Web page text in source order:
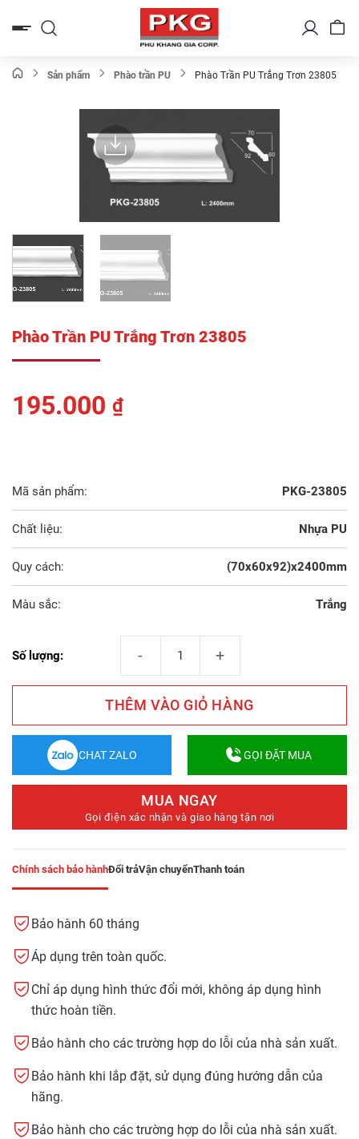
qua
Sản phẩm Phào trần PU Phào Trần PU Trắng Trơn 23805
Phào Trần PU Trắng Trơn 23805
195.000 ₫
Mã sản phẩm: PKG-23805
Chất liệu: Nhựa PU
Quy cách: (70x60x92)x2400mm
Màu sắc: Trắng
Số lượng:
THÊM VÀO GIỎ HÀNG
CHAT ZALO GỌI ĐẶT MUA
MUA NGAY
Gọi điện xác nhận và giao hàng tận nơi
Chính sách bảo hànhĐổi trảVận chuyểnThanh toán
Bảo hành 60 tháng
Áp dụng trên toàn quốc.
Chỉ áp dụng hình thức đổi mới, không áp dụng hình
thức hoàn tiền.
Bảo hành cho các trường hợp do lỗi của nhà sản xuất.
Bảo hành khi lắp đặt, sử dụng đúng hướng dẫn của
hãng.
Bảo hành cho các trường hợp do lỗi của nhà sản xuất.